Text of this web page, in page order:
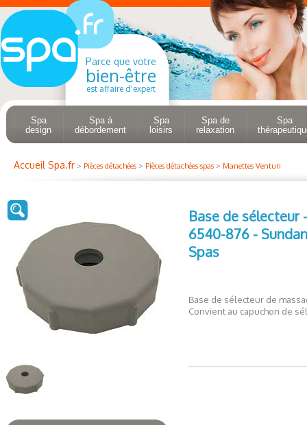
Parce que votre
bien-être
est affaire d'expert
Spa
design
Spa à
débordement
Spa
loisirs
Spa de
relaxation
Spa
Accueil Spa.fr > Pièces détachées > Pièces détachées spas > Manettes Venturi
Base de sélecteur
6540-876 -
Spas
Base de sélecteur de
Convient au capuchon de